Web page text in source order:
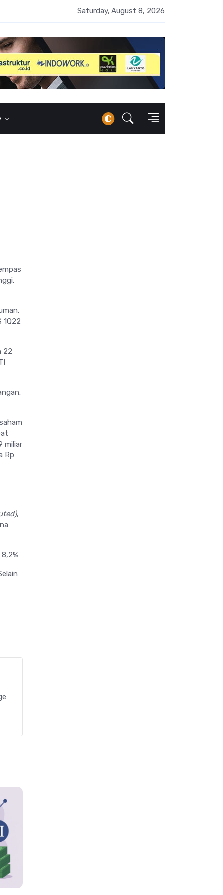
Naik 100 Bps, Destry Sebut Stabilitas Rupiah Jadi Prioritas
Saturday, August 8, 2026
1Q22
22
miliar
Rp
,